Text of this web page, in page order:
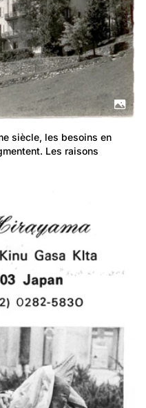
siècle, les besoins en
Les raisons